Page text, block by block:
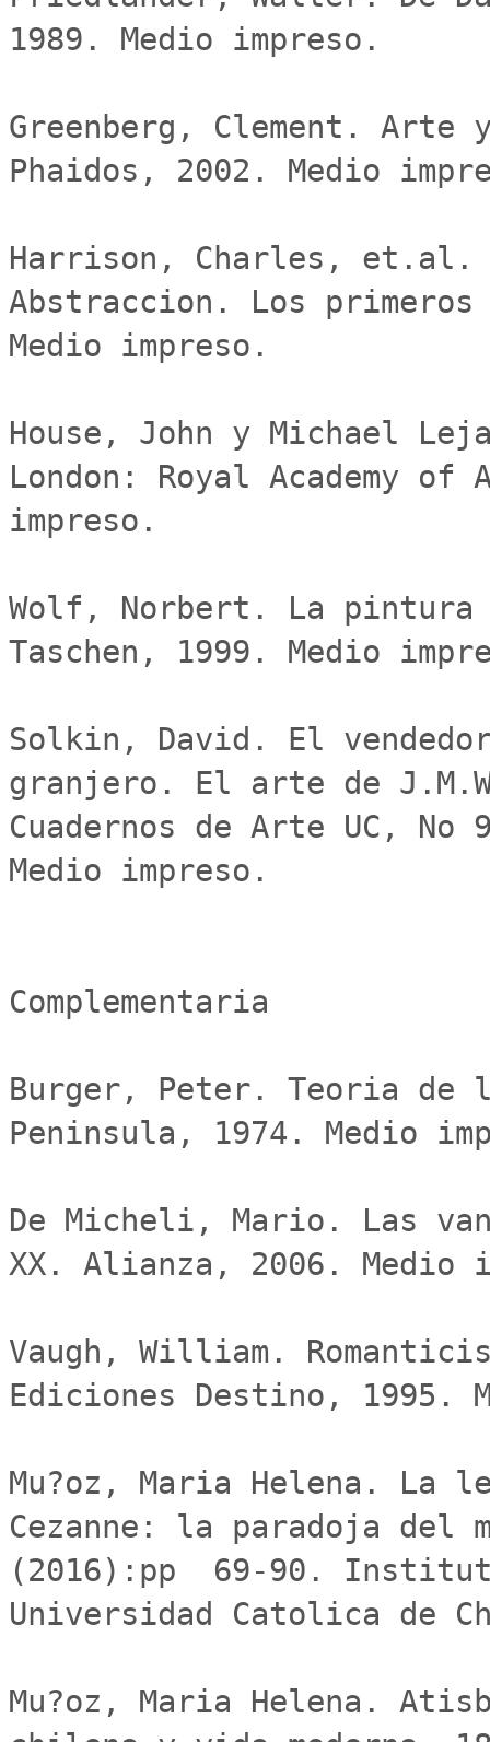
1989. Medio impreso.
Greenberg, Clement.
Phaidos, 2002. Medio
Harrison, Charles, et.al.
Abstraccion. Los
Medio impreso.
House, John y Michael
London: Royal Academy
impreso.
Wolf, Norbert. La pintura
Taschen, 1999. Medio
Solkin, David. El
granjero. El arte de
Cuadernos de Arte UC,
Medio impreso.
Complementaria
Burger, Peter. Teoria de
Peninsula, 1974. Medio
De Micheli, Mario. Las
XX. Alianza, 2006. Medio
Vaugh, William.
Ediciones Destino, 1995.
Mu?oz, Maria Helena. La
Cezanne: la paradoja del
(2016):pp  69-90.
Universidad Catolica de
Mu?oz, Maria Helena.